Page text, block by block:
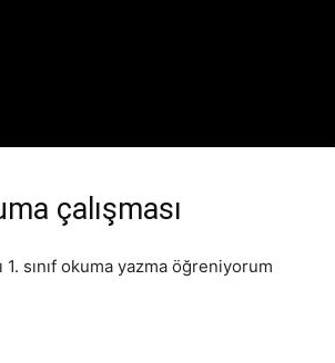
çalışması
sınıf okuma yazma öğreniyorum